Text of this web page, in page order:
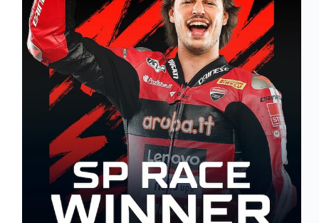
POSITION
POUR
LA
3ÈME
FOIS
CONSÉCUTIVE
AUX
HEURES
MOTOS
SUR
LE
CIRCUIT
BUGATTI
LE
MANS